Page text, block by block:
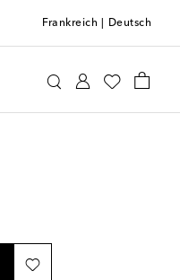
Frankreich Deutsch